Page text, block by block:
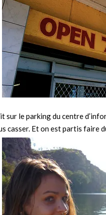
sur le parking du centre
casser. Et on est partis faire